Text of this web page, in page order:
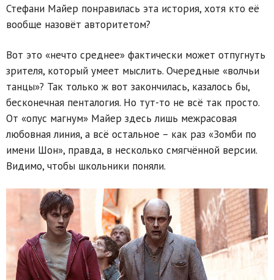
Стефани Майер понравилась эта история, хотя кто её
вообще назовёт авторитетом?
Вот это «нечто среднее» фактически может отпугнуть
зрителя, который умеет мыслить. Очередные «волчьи
танцы»? Так только ж вот закончилась, казалось бы,
бесконечная пенталогия. Но тут-то не всё так просто.
От «опус магнум» Майер здесь лишь межрасовая
любовная линия, а всё остальное – как раз «Зомби по
имени Шон», правда, в несколько смягчённой версии.
Видимо, чтобы школьники поняли.